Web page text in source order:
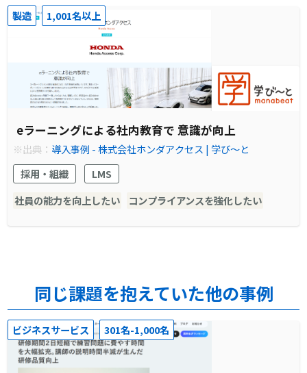
製造 1,001名以上
eラーニングによる社内教育で 意識が向上
※出典： 導入事例 - 株式会社ホンダアクセス | 学び～と
採用・組織
LMS
社員の能力を向上したい
コンプライアンスを強化したい
同じ課題を抱えていた他の事例
ビジネスサービス 301名-1,000名